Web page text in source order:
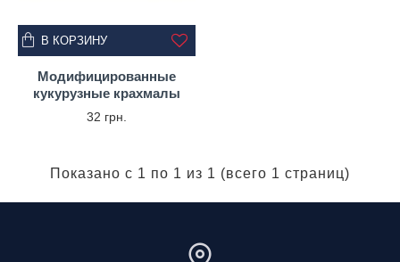
Модифицированные
кукурузные крахмалы
32 грн.
В КОРЗИНУ
Показано с 1 по 1 из 1 (всего 1 страниц)